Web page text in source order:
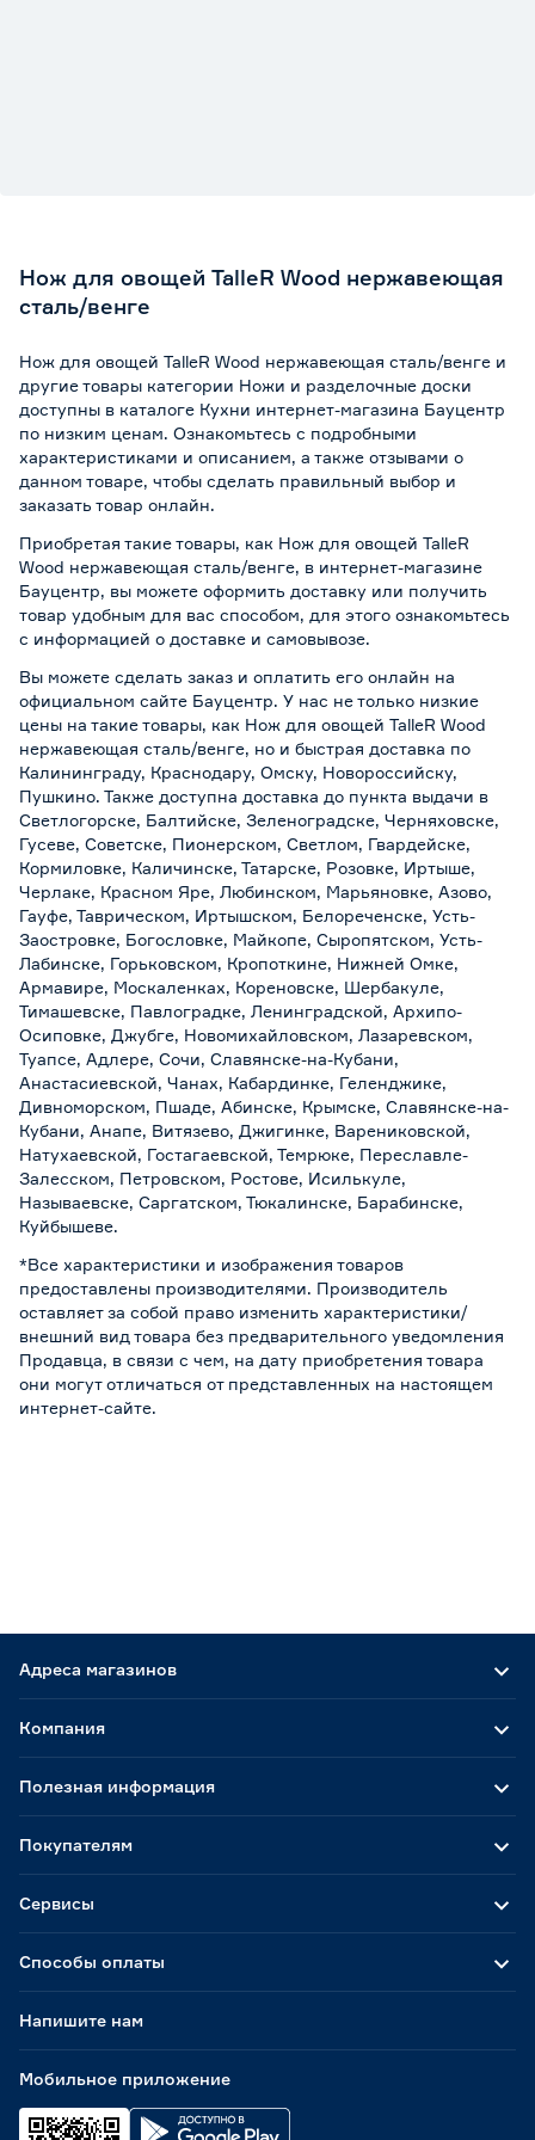
Нож для овощей TalleR Wood нержавеющая
сталь/венге
Нож для овощей TalleR Wood нержавеющая сталь/венге и
другие товары категории Ножи и разделочные доски
доступны в каталоге Кухни интернет-магазина Бауцентр
по низким ценам. Ознакомьтесь с подробными
характеристиками и описанием, а также отзывами о
данном товаре, чтобы сделать правильный выбор и
заказать товар онлайн.
Приобретая такие товары, как Нож для овощей TalleR
Wood нержавеющая сталь/венге, в интернет-магазине
Бауцентр, вы можете оформить доставку или получить
товар удобным для вас способом, для этого ознакомьтесь
с информацией о доставке и самовывозе.
Вы можете сделать заказ и оплатить его онлайн на
официальном сайте Бауцентр. У нас не только низкие
цены на такие товары, как Нож для овощей TalleR Wood
нержавеющая сталь/венге, но и быстрая доставка по
Калининграду, Краснодару, Омску, Новороссийску,
Пушкино. Также доступна доставка до пункта выдачи в
Светлогорске, Балтийске, Зеленоградске, Черняховске,
Гусеве, Советске, Пионерском, Светлом, Гвардейске,
Кормиловке, Каличинске, Татарске, Розовке, Иртыше,
Черлаке, Красном Яре, Любинском, Марьяновке, Азово,
Гауфе, Таврическом, Иртышском, Белореченске, Усть-
Заостровке, Богословке, Майкопе, Сыропятском, Усть-
Лабинске, Горьковском, Кропоткине, Нижней Омке,
Армавире, Москаленках, Кореновске, Шербакуле,
Тимашевске, Павлоградке, Ленинградской, Архипо-
Осиповке, Джубге, Новомихайловском, Лазаревском,
Туапсе, Адлере, Сочи, Славянске-на-Кубани,
Анастасиевской, Чанах, Кабардинке, Геленджике,
Дивноморском, Пшаде, Абинске, Крымске, Славянске-на-
Кубани, Анапе, Витязево, Джигинке, Варениковской,
Натухаевской, Гостагаевской, Темрюке, Переславле-
Залесском, Петровском, Ростове, Исилькуле,
Называевске, Саргатском, Тюкалинске, Барабинске,
Куйбышеве.
*Все характеристики и изображения товаров
предоставлены производителями. Производитель
оставляет за собой право изменить характеристики/
внешний вид товара без предварительного уведомления
Продавца, в связи с чем, на дату приобретения товара
они могут отличаться от представленных на настоящем
интернет-сайте.
Адреса магазинов
Способы оплаты
Мобильное приложение
Компания
Полезная информация
Покупателям
Сервисы
Напишите нам